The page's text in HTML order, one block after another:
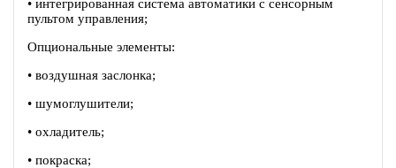
• интегрированная система автоматики с сенсорным
пультом управления;
Опциональные элементы:
• воздушная заслонка;
• шумоглушители;
• охладитель;
• покраска;